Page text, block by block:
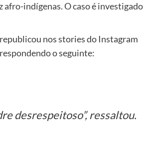
indígenas. O caso é investigado
nos stories do Instagram
o seguinte:
desrespeitoso”, ressaltou.